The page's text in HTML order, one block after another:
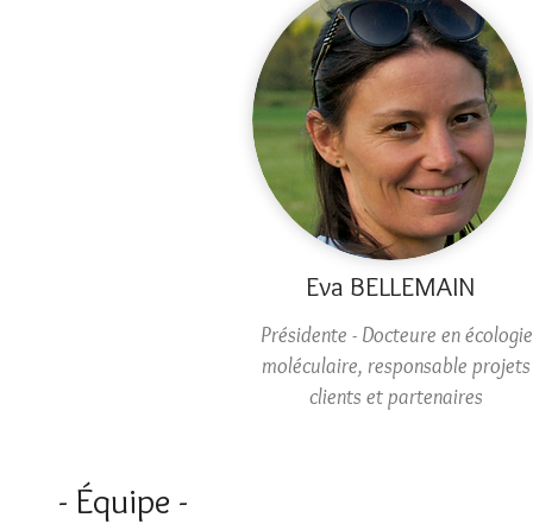
Eva BELLEMAIN
Présidente - Docteure en écologie
moléculaire, responsable projets
clients et partenaires
- Équipe -